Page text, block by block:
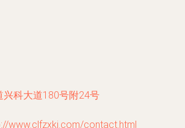
科大道180号附24号
www.clfzxkj.com/contact.html